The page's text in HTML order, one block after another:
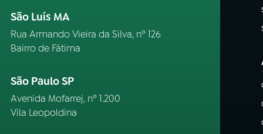
São Luís MA
Rua Armando Vieira da Silva, nº 126
Bairro de Fátima
São Paulo SP
Avenida Mofarrej, nº 1.200
Vila Leopoldina